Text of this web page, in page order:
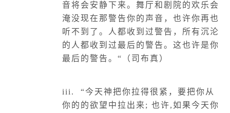
音将会安静下来。舞厅和剧院的欢乐会
淹没现在那警告你的声音，也许你再也
听不到了。人都收到过警告，所有沉沦
的人都收到过最后的警告。这也许是你
最后的警告。“（司布真）
iii. “今天神把你拉得很紧，要把你从
你的的欲望中拉出来 ; 也许,如果今天你